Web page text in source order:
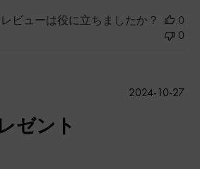
ビューは役に立ちましたか？
0
0
ゼント
公
2024-10-27